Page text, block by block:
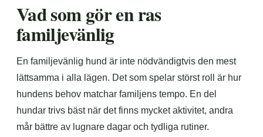
Vad som gör en ras
familjevänlig
En familjevänlig hund är inte nödvändigtvis den mest
lättsamma i alla lägen. Det som spelar störst roll är hur
hundens behov matchar familjens tempo. En del
hundar trivs bäst när det finns mycket aktivitet, andra
mår bättre av lugnare dagar och tydliga rutiner.